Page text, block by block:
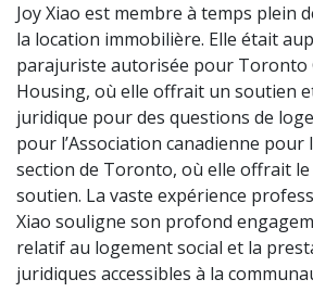
Joy Xiao est membre à temps plein
la location immobilière. Elle était
parajuriste autorisée pour Toronto
Housing, où elle offrait un soutien
juridique pour des questions de
pour l’Association canadienne pour
section de Toronto, où elle offrait le
soutien. La vaste expérience
Xiao souligne son profond
relatif au logement social et la
juridiques accessibles à la